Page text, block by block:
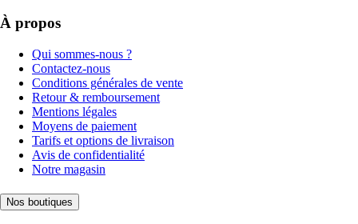
À propos
Qui sommes-nous ?
Contactez-nous
Conditions générales de vente
Retour & remboursement
Mentions légales
Moyens de paiement
Tarifs et options de livraison
Avis de confidentialité
Notre magasin
Nos boutiques